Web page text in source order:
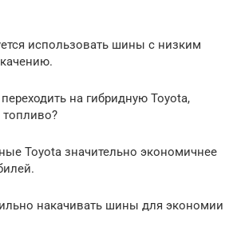
использовать шины с низким
на гибридную Toyota,
Toyota значительно экономичнее
накачивать шины для экономии